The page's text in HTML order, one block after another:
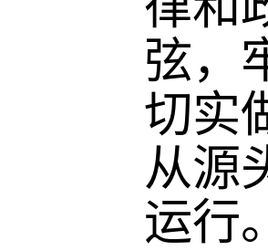
弦，
切实
从源
运行